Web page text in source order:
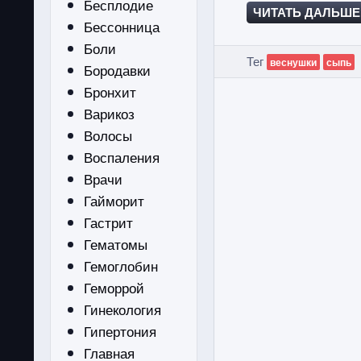
ЧИТАТЬ ДАЛЬШЕ
Тег веснушки сыпь
Бесплодие
Бессонница
Боли
Бородавки
Бронхит
Варикоз
Волосы
Воспаления
Врачи
Гайморит
Гастрит
Гематомы
Гемоглобин
Геморрой
Гинекология
Гипертония
Главная